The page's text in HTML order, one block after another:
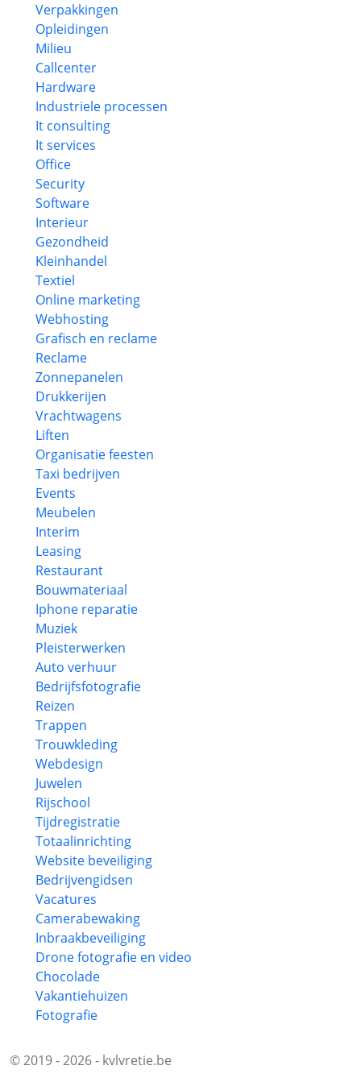
Verpakkingen
Opleidingen
Milieu
Callcenter
Hardware
Industriele processen
It consulting
It services
Office
Security
Software
Interieur
Gezondheid
Kleinhandel
Textiel
Online marketing
Webhosting
Grafisch en reclame
Reclame
Zonnepanelen
Drukkerijen
Vrachtwagens
Liften
Organisatie feesten
Taxi bedrijven
Events
Meubelen
Interim
Leasing
Restaurant
Bouwmateriaal
Iphone reparatie
Muziek
Pleisterwerken
Auto verhuur
Bedrijfsfotografie
Reizen
Trappen
Trouwkleding
Webdesign
Juwelen
Rijschool
Tijdregistratie
Totaalinrichting
Website beveiliging
Bedrijvengidsen
Vacatures
Camerabewaking
Inbraakbeveiliging
Drone fotografie en video
Chocolade
Vakantiehuizen
Fotografie
© 2019 - 2026 - kvlvretie.be